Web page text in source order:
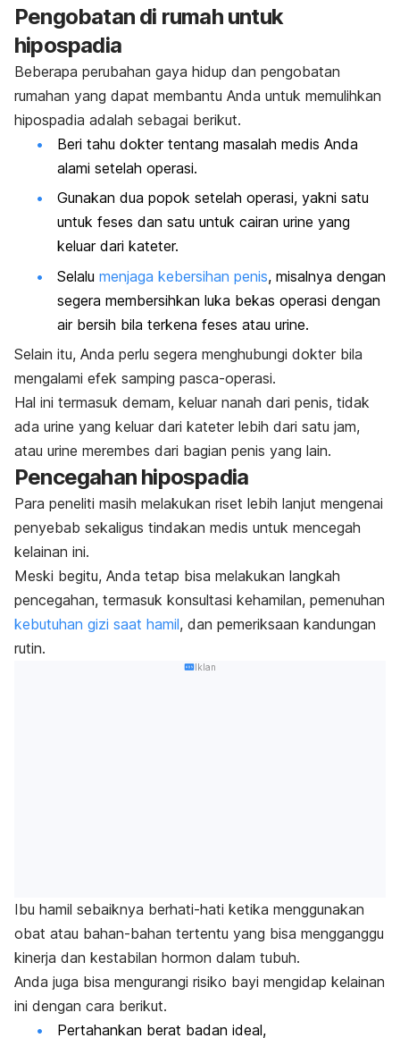
Pengobatan di rumah untuk
hipospadia
Beberapa perubahan gaya hidup dan pengobatan
rumahan yang dapat membantu Anda untuk memulihkan
hipospadia adalah sebagai berikut.
Beri tahu dokter tentang masalah medis Anda
alami setelah operasi.
Gunakan dua popok setelah operasi, yakni satu
untuk feses dan satu untuk cairan urine yang
keluar dari kateter.
Selalu menjaga kebersihan penis, misalnya dengan
segera membersihkan luka bekas operasi dengan
air bersih bila terkena feses atau urine.
Selain itu, Anda perlu segera menghubungi dokter bila
mengalami efek samping pasca-operasi.
Hal ini termasuk demam, keluar nanah dari penis, tidak
ada urine yang keluar dari kateter lebih dari satu jam,
atau urine merembes dari bagian penis yang lain.
Pencegahan hipospadia
Para peneliti masih melakukan riset lebih lanjut mengenai
penyebab sekaligus tindakan medis untuk mencegah
kelainan ini.
Meski begitu, Anda tetap bisa melakukan langkah
pencegahan, termasuk konsultasi kehamilan, pemenuhan
kebutuhan gizi saat hamil, dan pemeriksaan kandungan
rutin.
Iklan
Ibu hamil sebaiknya berhati-hati ketika menggunakan
obat atau bahan-bahan tertentu yang bisa mengganggu
kinerja dan kestabilan hormon dalam tubuh.
Anda juga bisa mengurangi risiko bayi mengidap kelainan
ini dengan cara berikut.
Pertahankan berat badan ideal,